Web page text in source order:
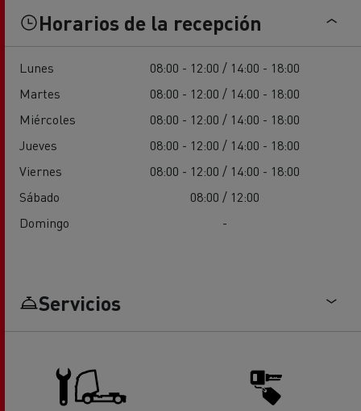
Horarios de la recepción
Lunes
08:00 - 12:00 / 14:00 - 18:00
Martes
08:00 - 12:00 / 14:00 - 18:00
Miércoles
08:00 - 12:00 / 14:00 - 18:00
Jueves
08:00 - 12:00 / 14:00 - 18:00
Viernes
08:00 - 12:00 / 14:00 - 18:00
Sábado
08:00 / 12:00
Domingo
-
Servicios